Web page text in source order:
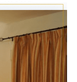
Palos de la
desde
las
la
de